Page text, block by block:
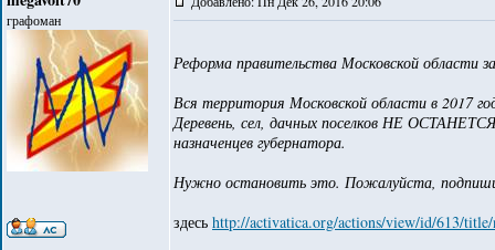
графоман
Реформа правительства Московской области
Вся территория Московской области в 2017
Деревень, сел, дачных поселков НЕ
назначенцев губернатора.
Нужно остановить это. Пожалуйста,
здесь http://activatica.org/actions/view/id/613/title/